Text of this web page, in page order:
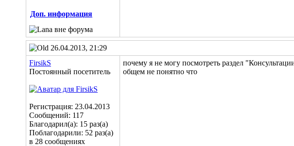
Доп. информация
26.04.2013, 21:29
FirsikS
Постоянный посетитель
Регистрация: 23.04.2013
Сообщений: 117
Благодарил(а): 15 раз(а)
Поблагодарили: 52 раз(а)
в 28 сообщениях
почему я не могу посмотреть раздел
общем не понятно что